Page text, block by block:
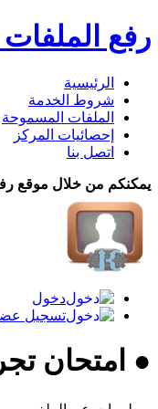
رفع الملفات
الرئيسية
شروط الخدمة
الملفات المسموحة
إحصائيات المركز
اتصل بنا
يمكنكم من خلال موقع
دخول
تسجيل
● امتحان